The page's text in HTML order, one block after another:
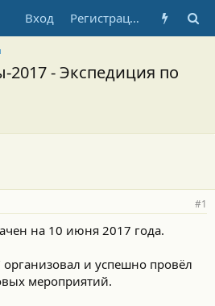
Вход Регистрация
2017 - Экспедиция по
#1
на 10 июня 2017 года.
организовал и успешно провёл
мероприятий.